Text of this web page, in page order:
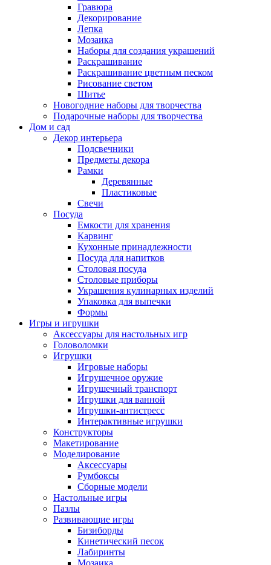
Гравюра
Декорирование
Лепка
Мозаика
Наборы для создания украшений
Раскрашивание
Раскрашивание цветным песком
Рисование светом
Шитье
Новогодние наборы для творчества
Подарочные наборы для творчества
Дом и сад
Декор интерьера
Подсвечники
Предметы декора
Рамки
Деревянные
Пластиковые
Свечи
Посуда
Емкости для хранения
Карвинг
Кухонные принадлежности
Посуда для напитков
Столовая посуда
Столовые приборы
Украшения кулинарных изделий
Упаковка для выпечки
Формы
Игры и игрушки
Аксессуары для настольных игр
Головоломки
Игрушки
Игровые наборы
Игрушечное оружие
Игрушечный транспорт
Игрушки для ванной
Игрушки-антистресс
Интерактивные игрушки
Конструкторы
Макетирование
Моделирование
Аксессуары
Румбоксы
Сборные модели
Настольные игры
Пазлы
Развивающие игры
Бизиборды
Кинетический песок
Лабиринты
Мозаика